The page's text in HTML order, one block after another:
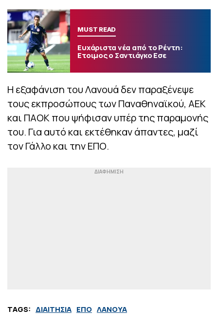
MUST READ
Ευχάριστα νέα από το Ρέντη:
Ετοιμος ο Σαντιάγκο Εσε
Η εξαφάνιση του Λανουά δεν παραξένεψε
τους εκπροσώπους των Παναθηναϊκού, ΑΕΚ
και ΠΑΟΚ που ψήφισαν υπέρ της παραμονής
του. Για αυτό και εκτέθηκαν άπαντες, μαζί
τον Γάλλο και την ΕΠΟ.
TAGS: ΔΙΑΙΤΗΣΙΑ ΕΠΟ ΛΑΝΟΥΑ